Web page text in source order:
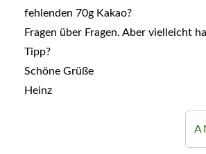
fehlenden 70g Kakao?
Fragen über Fragen. Aber vielleicht
Tipp?
Schöne Grüße
Heinz